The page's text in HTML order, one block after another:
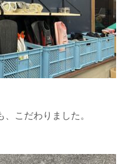
こだわりました。